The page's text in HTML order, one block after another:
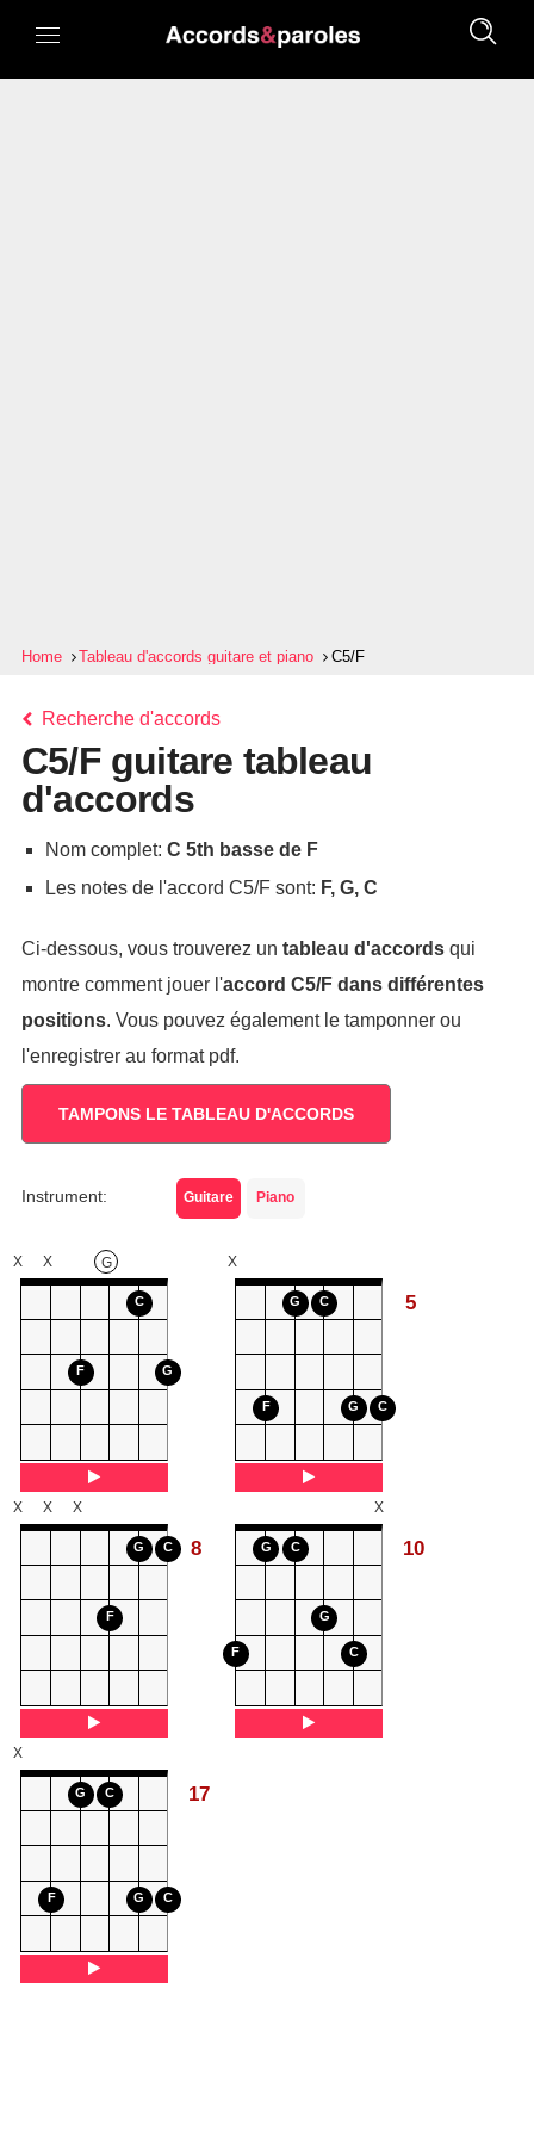
Home Tableau d'accords guitare et piano C5/F
Recherche d'accords
C5/F guitare tableau
d'accords
Nom complet: C 5th basse de F
Les notes de l'accord C5/F sont: F, G, C
Ci-dessous, vous trouverez un tableau d'accordsqui
montre comment jouer l'accord C5/Fdans différentes
positions. Vous pouvez également le tamponner ou
l'enregistrer au format pdf.
TAMPONS LE TABLEAU D'ACCORDS
Instrument: Guitare Piano
F
G
C
G
X X
F
G C
G C
X
5
F
G C
X X X
8
F
G C
G
C
X
10
F
G C
G C
X
17